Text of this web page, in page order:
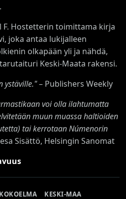
F. Hostetterin toimittama kirja
joka antaa lukijalleen
olkapään yli ja nähdä,
Keski-Maata rakensi.
ystäville."– Publishers Weekly
voi olla ilahtumatta
muun muassa haltioiden
tai kerrotaan Númenorin
Sisättö, Helsingin Sanomat
KOKOELMA KESKI-MAA